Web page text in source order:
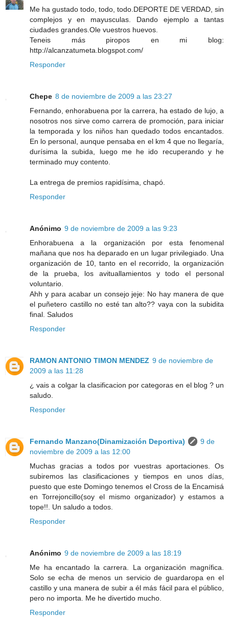
Me ha gustado todo, todo, todo.DEPORTE DE VERDAD, sin
complejos y en mayusculas. Dando ejemplo a tantas
ciudades grandes.Ole vuestros huevos.
Teneis más piropos en mi blog:
http://alcanzatumeta.blogspot.com/
Responder
Chepe 8 de noviembre de 2009 a las 23:27
Fernando, enhorabuena por la carrera, ha estado de lujo, a
nosotros nos sirve como carrera de promoción, para iniciar
la temporada y los niños han quedado todos encantados.
En lo personal, aunque pensaba en el km 4 que no llegaría,
durísima la subida, luego me he ido recuperando y he
terminado muy contento.
La entrega de premios rapidísima, chapó.
Responder
Anónimo 9 de noviembre de 2009 a las 9:23
Enhorabuena a la organización por esta fenomenal
mañana que nos ha deparado en un lugar privilegiado. Una
organización de 10, tanto en el recorrido, la organización
de la prueba, los avituallamientos y todo el personal
voluntario.
Ahh y para acabar un consejo jeje: No hay manera de que
el puñetero castillo no esté tan alto?? vaya con la subidita
final. Saludos
Responder
RAMON ANTONIO TIMON MENDEZ 9 de noviembre de
2009 a las 11:28
¿ vais a colgar la clasificacion por categoras en el blog ? un
saludo.
Responder
Fernando Manzano(Dinamización Deportiva)
9 de
noviembre de 2009 a las 12:00
Muchas gracias a todos por vuestras aportaciones. Os
subiremos las clasificaciones y tiempos en unos días,
puesto que este Domingo tenemos el Cross de la Encamisá
en Torrejoncillo(soy el mismo organizador) y estamos a
tope!!. Un saludo a todos.
Responder
Anónimo 9 de noviembre de 2009 a las 18:19
Me ha encantado la carrera. La organización magnífica.
Solo se echa de menos un servicio de guardaropa en el
castillo y una manera de subir a él más fácil para el público,
pero no importa. Me he divertido mucho.
Responder